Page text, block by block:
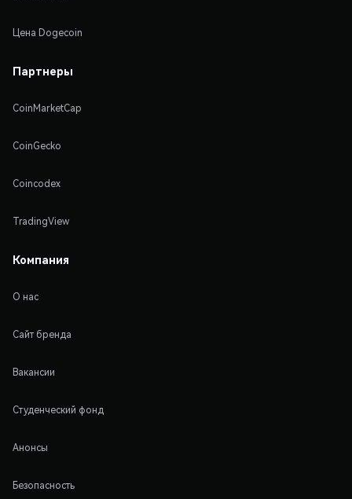
Цена Dogecoin
Партнеры
CoinMarketCap
CoinGecko
Coincodex
TradingView
Компания
О нас
Сайт бренда
Вакансии
Студенческий фонд
Анонсы
Безопасность